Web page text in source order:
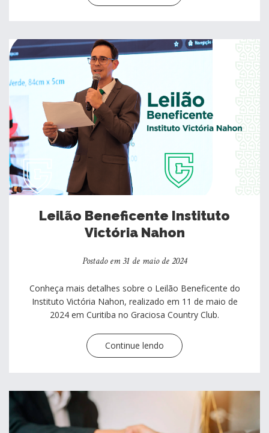
Leilão Beneficente Instituto
Victória Nahon
Postado em 31 de maio de 2024
Conheça mais detalhes sobre o Leilão Beneficente do
Instituto Victória Nahon, realizado em 11 de maio de
2024 em Curitiba no Graciosa Country Club.
Continue lendo